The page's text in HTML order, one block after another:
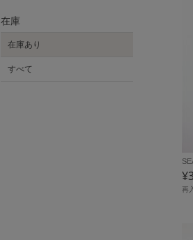
再
在庫
在庫あり
すべて